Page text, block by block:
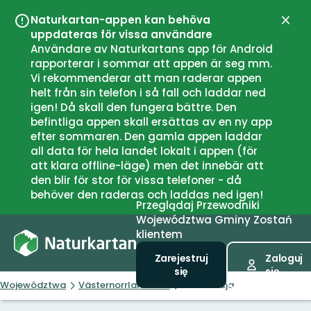
Naturkartan-appen kan behöva
uppdateras för vissa användare
Användare av Naturkartans app för Android
rapporterar i sommar att appen är seg mm.
Vi rekommenderar att man raderar appen
helt från sin telefon i så fall och laddar ned
igen! Då skall den fungera bättre. Den
befintliga appen skall ersättas av en ny app
efter sommaren. Den gamla appen laddar
all data för hela landet lokalt i appen (för
att klara offline-läge) men det innebär att
den blir för stor för vissa telefoner - då
behöver den raderas och laddas ned igen!
Przeglądaj Przewodniki
Województwa Gminy Zostań
klientem
Zarejestruj
się
Zaloguj
się
Województwa Västernorrlands län Informacja